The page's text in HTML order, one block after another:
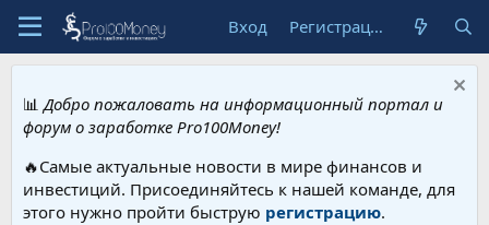
Вход Регистрация
📊 Добро пожаловать на информационный портал и
форум о заработке Pro100Money!
🔥Самые актуальные новости в мире финансов и
инвестиций. Присоединяйтесь к нашей команде, для
этого нужно пройти быструю регистрацию.